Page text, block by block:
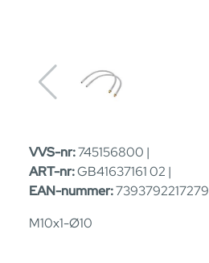
VVS-nr:745156800 |
ART-nr:GB41637161 02 |
EAN-nummer:7393792217279
M10x1-Ø10